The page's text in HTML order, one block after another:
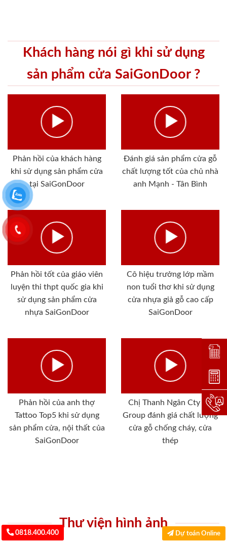
Khách hàng nói gì khi sử dụng
sản phẩm cửa SaiGonDoor ?
Phản hồi của khách hàng
khi sử dụng sản phẩm cửa
tại SaiGonDoor
Đánh giá sản phẩm cửa gỗ
chất lượng tốt của chủ nhà
anh Mạnh - Tân Bình
Phản hồi tốt của giáo viên
luyện thi thpt quốc gia khi
sử dụng sản phẩm cửa
nhựa SaiGonDoor
Cô hiệu trưởng lớp mầm
non tuổi thơ khi sử dụng
cửa nhựa giả gỗ cao cấp
SaiGonDoor
Phản hồi của anh thợ
Tattoo Top5 khi sử dụng
sản phẩm cửa, nội thất của
SaiGonDoor
Chị Thanh Ngân Cty SG
Group đánh giá chất lượng
cửa gỗ chống cháy, cửa
thép
Thư viện hình ảnh
0818.400.400 Dự toán Online
Đặt
Dự